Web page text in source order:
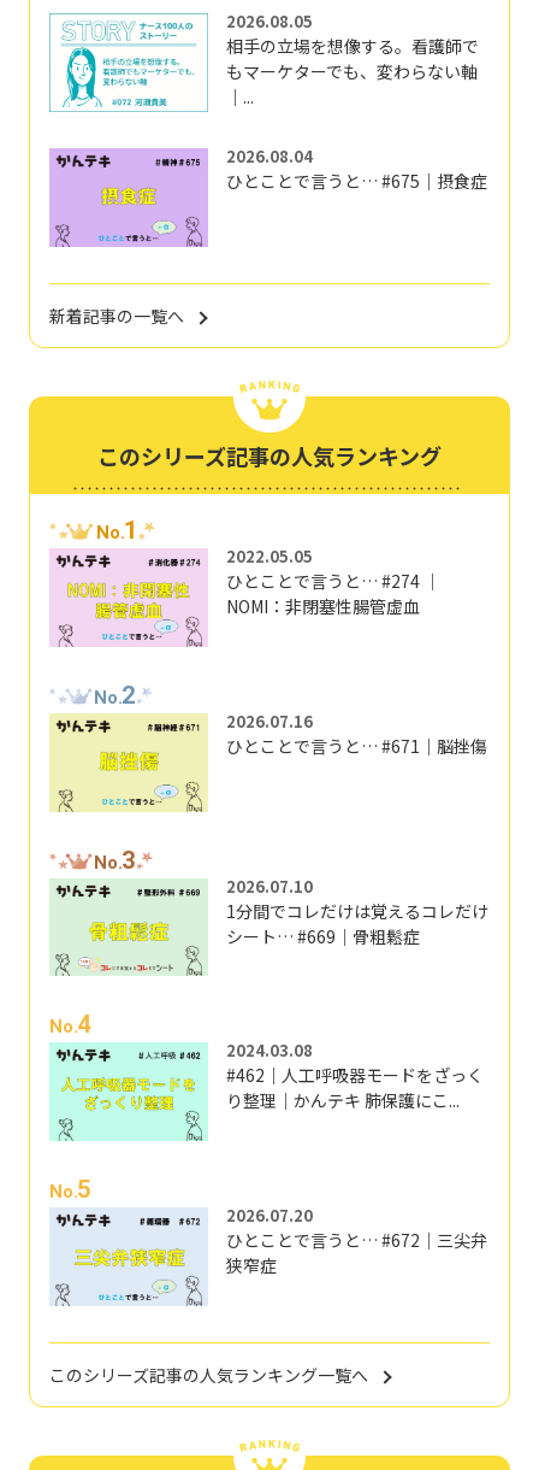
2026.08.05
相手の立場を想像する。看護師で
もマーケターでも、変わらない軸
｜...
2026.08.04
ひとことで言うと… #675｜摂食症
新着記事の一覧へ
このシリーズ記事の人気ランキング
No.1
2022.05.05
ひとことで言うと… #274 ｜
NOMI：非閉塞性腸管虚血
No.2
2026.07.16
ひとことで言うと… #671｜脳挫傷
No.3
2026.07.10
1分間でコレだけは覚えるコレだけ
シート… #669｜骨粗鬆症
No.4
2024.03.08
#462｜人工呼吸器モードをざっく
り整理｜かんテキ 肺保護にこ...
No.5
2026.07.20
ひとことで言うと… #672｜三尖弁
狭窄症
このシリーズ記事の人気ランキング一覧へ